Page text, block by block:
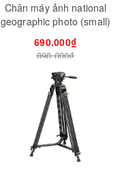
Chân máy ảnh national
geographic photo (small)
690.000₫
890.000₫